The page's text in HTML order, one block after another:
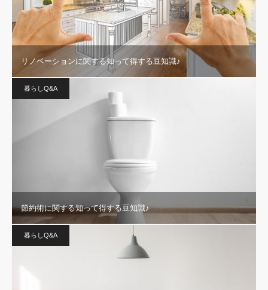
リノベーションに関する知って得する豆知識♪
暮らしQ&A
節約術に関する知って得する豆知識♪
暮らしQ&A